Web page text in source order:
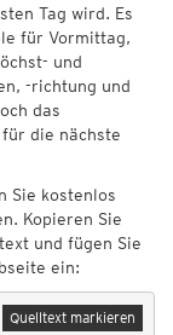
Tag wird. Es
für Vormittag,
und
-richtung und
das
die nächste
Sie kostenlos
Kopieren Sie
und fügen Sie
ein:
Quelltext markieren